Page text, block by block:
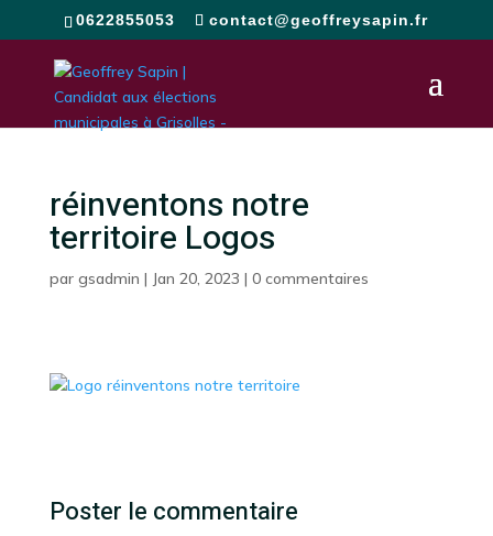
0622855053 contact@geoffreysapin.fr
réinventons notre
territoire Logos
par gsadmin | Jan 20, 2023 | 0 commentaires
Poster le commentaire